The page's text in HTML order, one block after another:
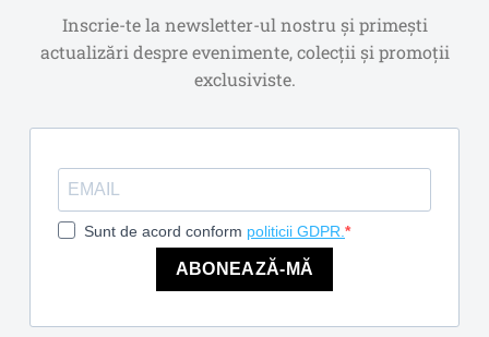
Inscrie-te la newsletter-ul nostru și primești
actualizări despre evenimente, colecții și promoții
exclusiviste.
Sunt de acord conform politicii GDPR.
ABONEAZĂ-MĂ